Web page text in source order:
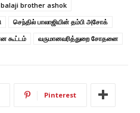
brother ashok
செந்தில் பாலாஜியின் தம்பி அசோக்
கூட்டம் வருமானவரித்துறை சோதனை
Pinterest